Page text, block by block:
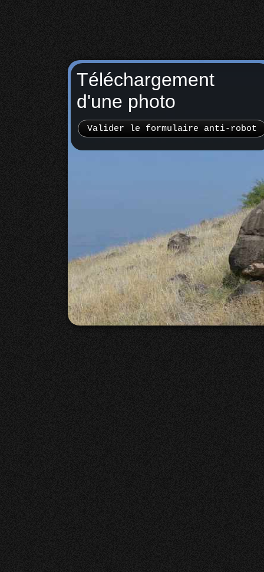
Téléchargement
d'une photo